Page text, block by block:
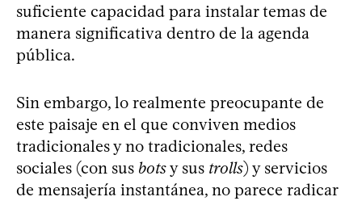
suficiente capacidad para instalar temas de
manera significativa dentro de la agenda
pública.
Sin embargo, lo realmente preocupante de
este paisaje en el que conviven medios
tradicionales y no tradicionales, redes
sociales (con sus botsy sus trolls) y servicios
de mensajería instantánea, no parece radicar